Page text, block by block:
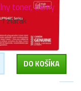
toner, čierny
1 zlaťák
DO KOŠÍKA